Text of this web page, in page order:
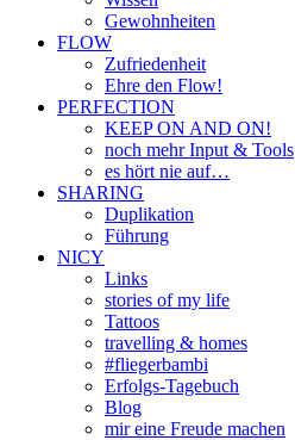
Gewohnheiten
FLOW
Zufriedenheit
Ehre den Flow!
PERFECTION
KEEP ON AND ON!
noch mehr Input & Tools
es hört nie auf…
SHARING
Duplikation
Führung
NICY
Links
stories of my life
Tattoos
travelling & homes
#fliegerbambi
Erfolgs-Tagebuch
Blog
mir eine Freude machen